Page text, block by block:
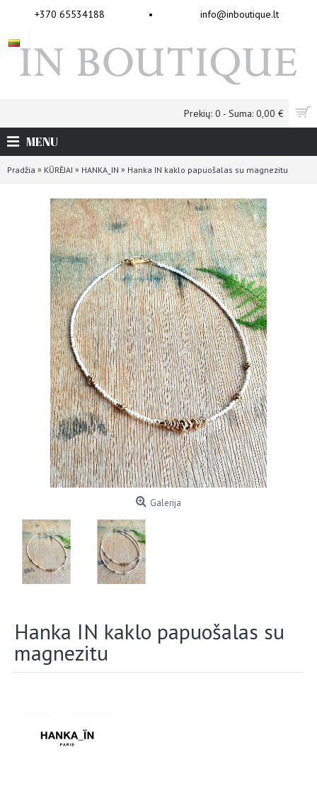
+370 65534188 • info@inboutique.lt
Prekių: 0 - Suma: 0,00 €
MENU
Pradžia » KŪRĖJAI » HANKA_IN » Hanka IN kaklo papuošalas su magnezitu
Galerija
Hanka IN kaklo papuošalas su
magnezitu